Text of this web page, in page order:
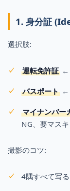
1. 身分証
選択肢:
運転免許証 ←
パスポート ←
マイナンバー
NG、要マス
撮影のコツ:
4隅すべて写る